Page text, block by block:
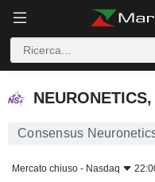
NEURONETICS, INC.
Consensus
Mercato chiuso - Nasdaq